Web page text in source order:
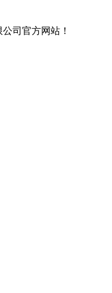
司官方网站！